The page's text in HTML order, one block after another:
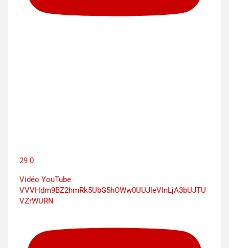
29 0
Vidéo YouTube
VVVHdm9BZ2hmRk5UbG5hOWw0UUJleVlnLjA3bUJTU
VZrWURN